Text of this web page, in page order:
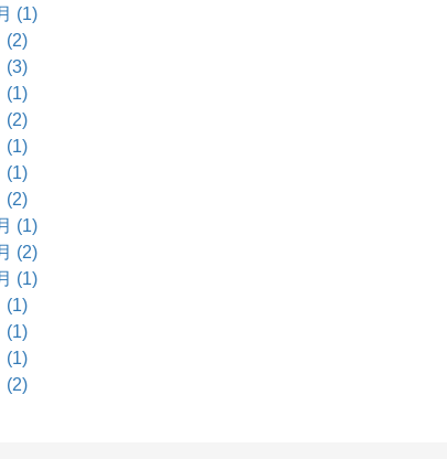
(1)
(2)
(3)
(1)
(2)
(1)
(1)
(2)
(1)
(2)
(1)
(1)
(1)
(1)
(2)